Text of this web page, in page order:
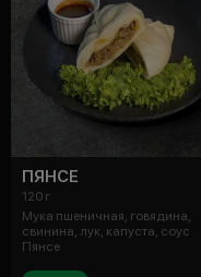
ПЯНСЕ
120 г
Мука пшеничная, говядина,
свинина, лук, капуста, соус
Пянсе